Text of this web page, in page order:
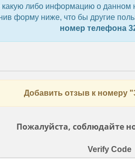
либо информацию о данном
форму ниже, что бы другие
номер телефона
Добавить отзыв к номеру
Пожалуйста, соблюдайте
Verify Code